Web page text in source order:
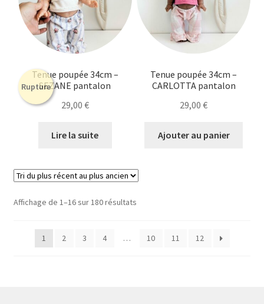
Rupture
Tenue poupée 34cm –
SEZANE pantalon
29,00 €
Lire la suite
Tenue poupée 34cm –
CARLOTTA pantalon
29,00€
Ajouter au panier
Affichage de 1–16 sur 180 résultatsTrié
récent
1 2 3 4 … 10 11 12